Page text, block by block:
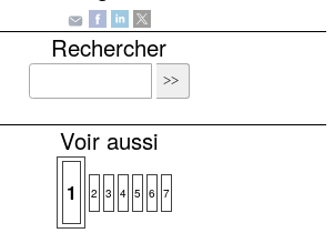
Rechercher
Voir aussi
1 2 3 4 5 6 7